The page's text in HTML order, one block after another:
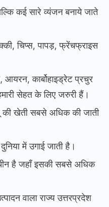
कई सारे व्यंजन बनाये जाते
चिप्स, पापड़, फ्रेंचफ्राइस
कार्बोहाइड्रेट प्रचुर
सेहत के लिए जरुरी हैं।
खेती सबसे अधिक की जाती
में उगाई जाती है।
है जहाँ इसकी सबसे अधिक
वाला राज्य उत्तरप्रदेश